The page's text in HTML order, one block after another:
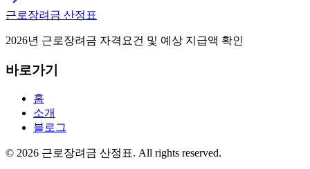
근로장려금 산정표
2026년 근로장려금 자격요건 및 예상 지급액 확인
바로가기
홈
소개
블로그
© 2026 근로장려금 산정표. All rights reserved.